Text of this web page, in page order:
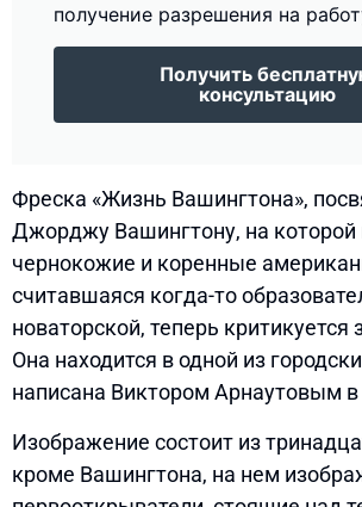
получение разрешения на
Получить
консультацию
Фреска «Жизнь Вашингтона»,
Джорджу Вашингтону, на
чернокожие и коренные
считавшаяся когда-то
новаторской, теперь критикуется
Она находится в одной из
написана Виктором Арнаутовым в
Изображение состоит из
кроме Вашингтона, на нем